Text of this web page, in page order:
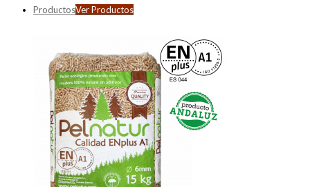
ProductosVer Productos